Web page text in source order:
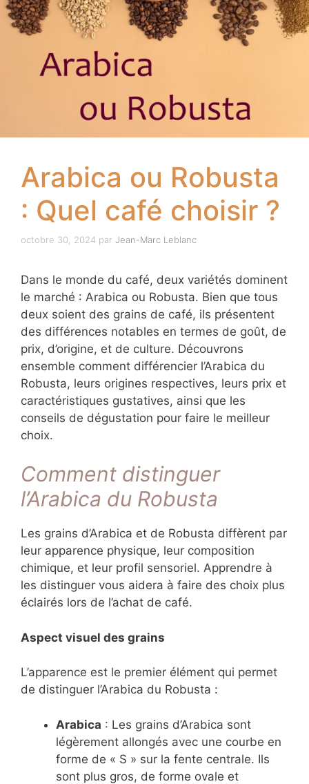
Arabica ou Robusta
: Quel café choisir ?
octobre 30, 2024 par Jean-Marc Leblanc
Dans le monde du café, deux variétés dominent
le marché : Arabica ou Robusta. Bien que tous
deux soient des grains de café, ils présentent
des différences notables en termes de goût, de
prix, d’origine, et de culture. Découvrons
ensemble comment différencier l’Arabica du
Robusta, leurs origines respectives, leurs prix et
caractéristiques gustatives, ainsi que les
conseils de dégustation pour faire le meilleur
choix.
Comment distinguer
l’Arabica du Robusta
Les grains d’Arabica et de Robusta diffèrent par
leur apparence physique, leur composition
chimique, et leur profil sensoriel. Apprendre à
les distinguer vous aidera à faire des choix plus
éclairés lors de l’achat de café.
Aspect visuel des grains
L’apparence est le premier élément qui permet
de distinguer l’Arabica du Robusta :
Arabica : Les grains d’Arabica sont
légèrement allongés avec une courbe en
forme de « S » sur la fente centrale. Ils
sont plus gros, de forme ovale et